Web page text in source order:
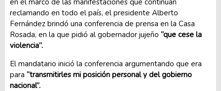
reclamando en todo el país, el presidente Alberto
Fernández brindó una conferencia de prensa en la Casa
Rosada, en la que pidió al gobernador jujeño “que cese la
violencia”.
El mandatario inició la conferencia argumentando que era
para “transmitirles mi posición personal y del gobierno
nacional”.